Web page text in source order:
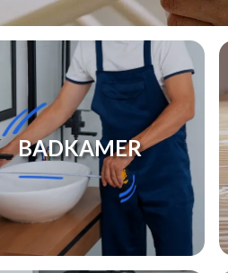
BADKAMER